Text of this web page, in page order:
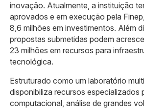
inovação. Atualmente, a instituição
aprovados e em execução pela
8,6 milhões em investimentos. Além
propostas submetidas podem
23 milhões em recursos para
tecnológica.
Estruturado como um laboratório
disponibiliza recursos especializados
computacional, análise de grandes